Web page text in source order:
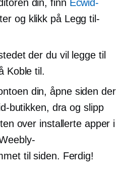
din, finn Ecwid-
og klikk på Legg til-
der du vil legge til
Koble til.
din, åpne siden der
butikken, dra og slipp
over installerte apper i
til siden. Ferdig!